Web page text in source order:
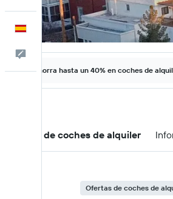
Español
Escríbenos
Ahorra hasta un 40% en coches de
Ofertas de coches de alquiler
Ofertas de coches de